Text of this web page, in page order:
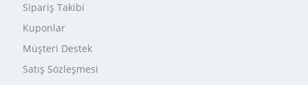
Sipariş Takibi
Kuponlar
Müşteri Destek
Satış Sözleşmesi